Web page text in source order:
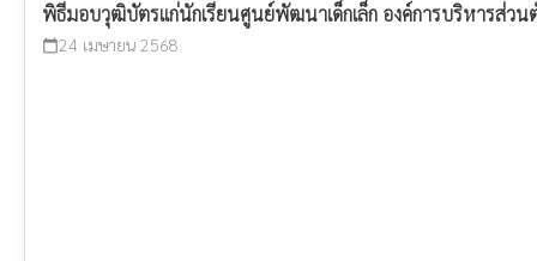
พิธีมอบวุฒิบัตรแก่นักเรียนศูนย์พัฒนาเด็กเล็ก องค์การบริหารส่ว
calendar_today24 เมษายน 2568